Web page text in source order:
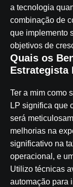
a tecnologia
combinação de
que implemento
objetivos de
Quais os
Estrategista
Ter a mim como
LP significa que
será
melhorias na
significativo na
operacional, e
Utilizo técnicas
automação para